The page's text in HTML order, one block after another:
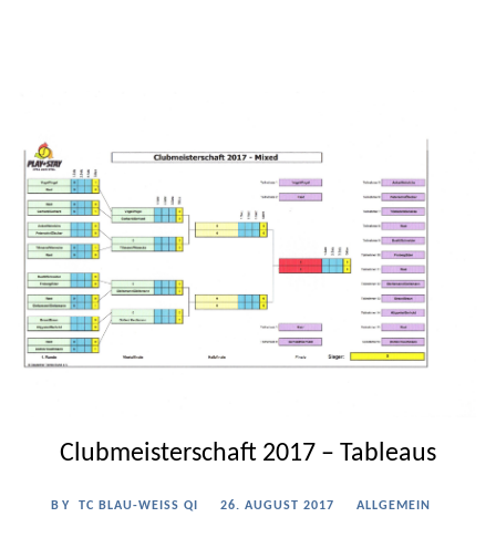
Clubmeisterschaft 2017 – Tableaus
BY TC BLAU-WEISS QI 26. AUGUST 2017 ALLGEMEIN